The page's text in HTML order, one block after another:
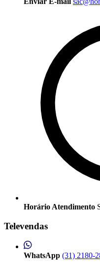
Horário Atendimento
Televendas
WhatsApp (31) 2180-